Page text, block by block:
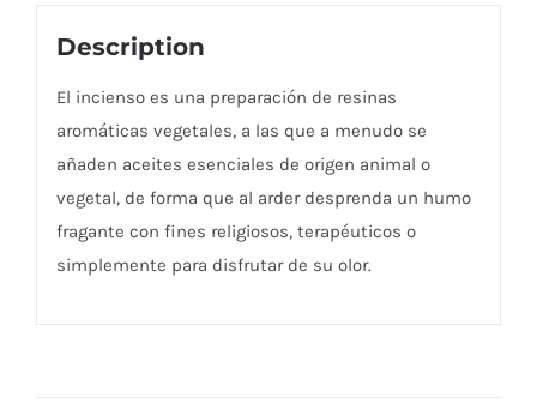
Description
El incienso es una preparación de resinas
aromáticas vegetales, a las que a menudo se
añaden aceites esenciales de origen animal o
vegetal, de forma que al arder desprenda un humo
fragante con fines religiosos, terapéuticos o
simplemente para disfrutar de su olor.